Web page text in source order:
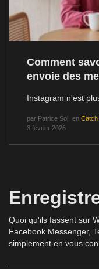
Comment
envoie des
Instagram n'est
par Patrice Sol en Catch
3 février 2026
Quoi qu'ils fassent sur
Facebook Messenger,
simplement en vous